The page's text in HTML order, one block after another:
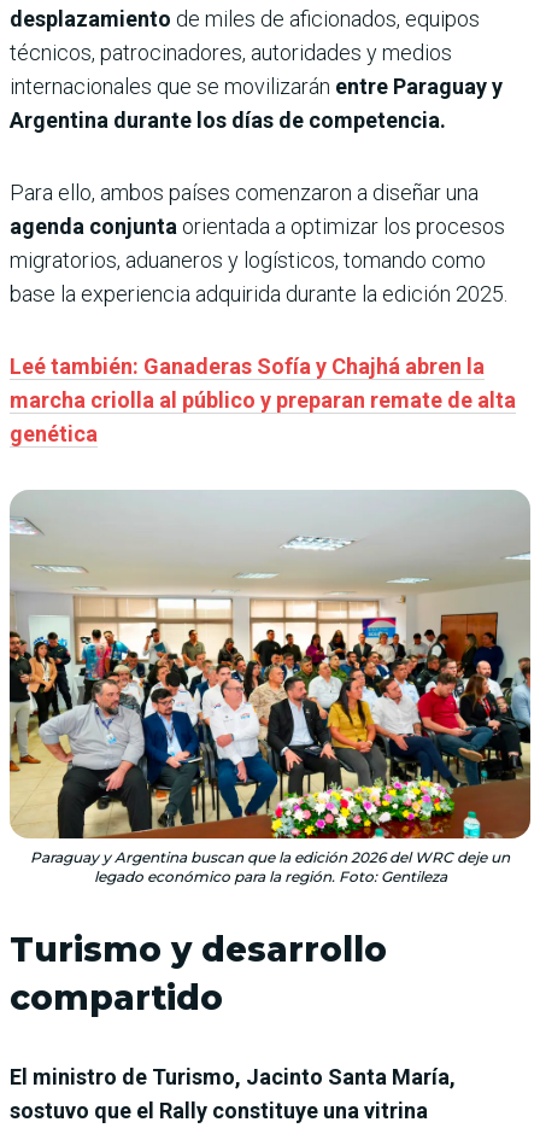
desplazamiento de miles de aficionados, equipos
técnicos, patrocinadores, autoridades y medios
internacionales que se movilizarán entre Paraguay y
Argentina durante los días de competencia.
Para ello, ambos países comenzaron a diseñar una
agenda conjunta orientada a optimizar los procesos
migratorios, aduaneros y logísticos, tomando como
base la experiencia adquirida durante la edición 2025.
Leé también: Ganaderas Sofía y Chajhá abren la
marcha criolla al público y preparan remate de alta
genética
Paraguay y Argentina buscan que la edición 2026 del WRC deje un
legado económico para la región. Foto: Gentileza
Turismo y desarrollo
compartido
El ministro de Turismo, Jacinto Santa María,
sostuvo que el Rally constituye una vitrina